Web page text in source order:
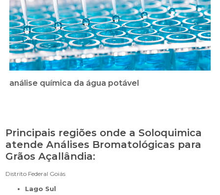
análise química da água potável
Principais regiões onde a Soloquimica
atende Análises Bromatológicas para
Grãos Açallândia:
Distrito Federal Goiás
Lago Sul